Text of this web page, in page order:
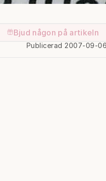
Bjud någon på artikeln
Publicerad 2007-09-06